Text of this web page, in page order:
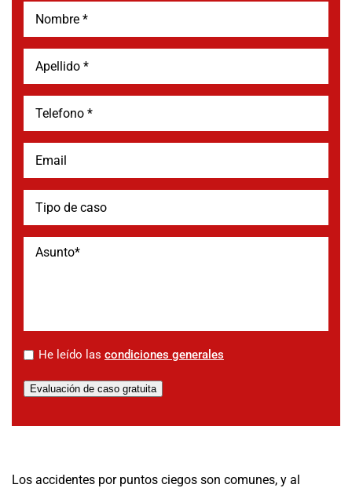
* He leído las condiciones generales
Evaluación de caso gratuita
Los accidentes por puntos ciegos son comunes, y al